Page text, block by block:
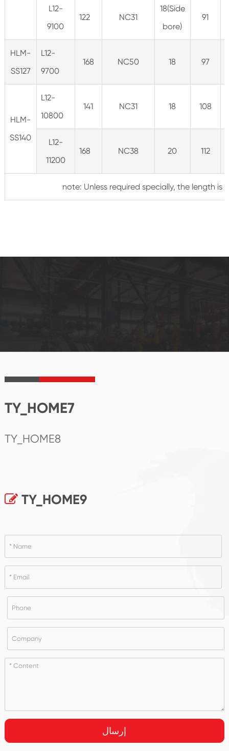
L12-
9100
122 NC31
18(Side
bore)
91
HLM-
SS127
L12-
9700
168 NC50 18 97
HLM-
SS140
L12-
10800
141 NC31 18 108
L12-
11200
168 NC38 20 112
note: Unless required specially, the length is
TY_HOME7
TY_HOME8
TY_HOME9
إرسال